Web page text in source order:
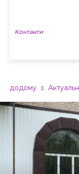
Контакти
додому